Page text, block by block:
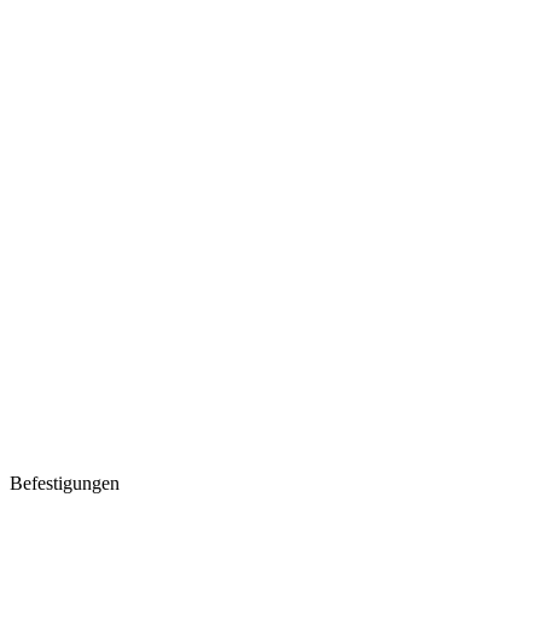
Befestigungen